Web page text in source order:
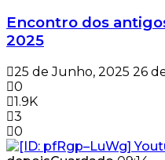
Encontro dos
2025
25 de Junho, 2025 26
0
1.9K
3
0